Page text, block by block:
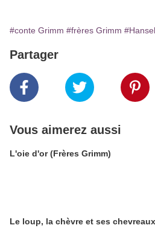
#conte Grimm #frères Grimm
Partager
Vous aimerez aussi
L'oie d'or (Frères Grimm)
Le loup, la chèvre et ses chevreaux